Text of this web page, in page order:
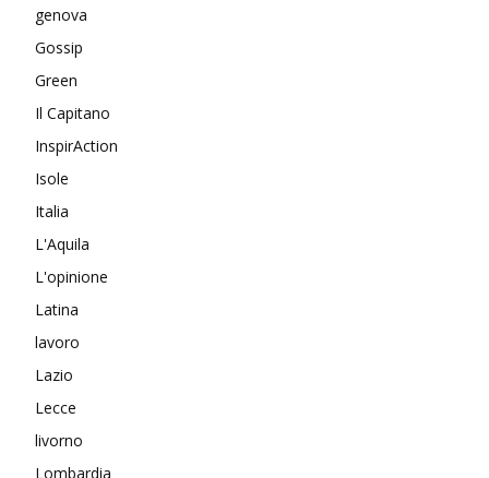
genova
Gossip
Green
Il Capitano
InspirAction
Isole
Italia
L'Aquila
L'opinione
Latina
lavoro
Lazio
Lecce
livorno
Lombardia